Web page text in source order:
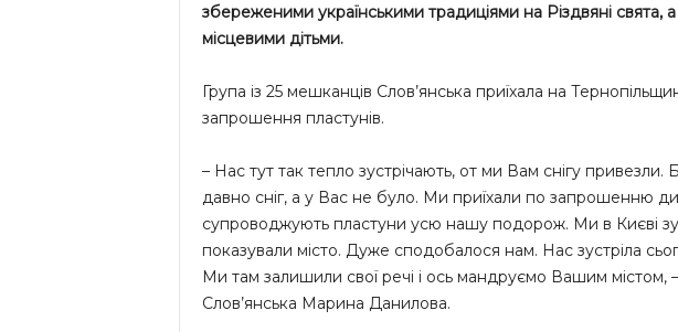
збереженими українськими традиціями на Різдвяні свята,
місцевими дітьми.
Група із 25 мешканців Слов’янська приїхала на
запрошення пластунів.
– Нас тут так тепло зустрічають, от ми Вам снігу привезли.
давно сніг, а у Вас не було. Ми приїхали по запрошенню
супроводжують пластуни усю нашу подорож. Ми в Києві
показували місто. Дуже сподобалося нам. Нас зустріла
Ми там залишили свої речі і ось мандруємо Вашим містом, –
Слов’янська Марина Данилова.